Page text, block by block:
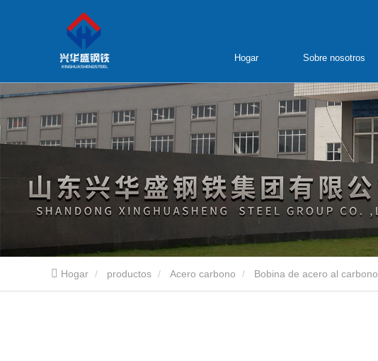
Hogar Sobre nosotros
Hogar productos Acero carbono Bobina de acero al carbono